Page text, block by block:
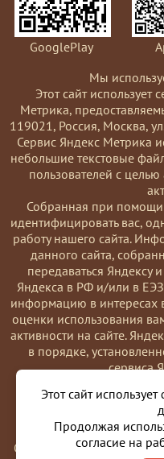
Этот сайт
Продолжая
согласие на
GooglePlay
Мы
Этот сайт использует
Метрика,
119021, Россия, Москва,
Сервис Яндекс Метрика
небольшие текстовые
пользователей с
Coбранная при
идентифицировать вас,
работу нашего сайта.
данного сайта,
передаваться Яндексу
Яндекса в РФ и/или в
информацию в интересах
оценки использования
активности на сайте.
в порядке,
сервиса
Вы можете отказаться
соответствующие
https://yandex.ru/
Однако это может